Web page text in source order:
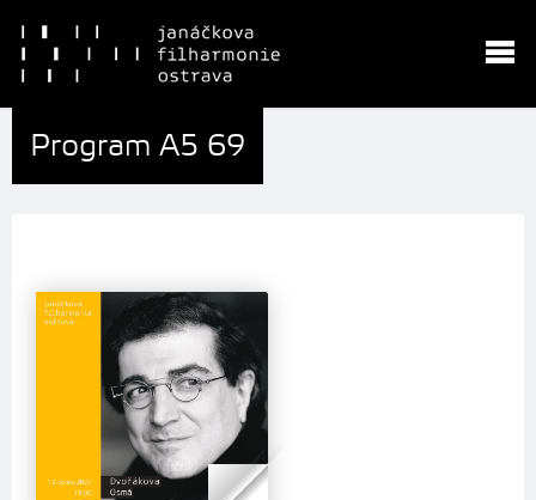
Program A5 69